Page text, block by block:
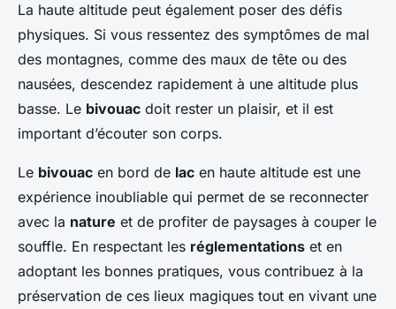
La haute altitude peut également poser des défis
physiques. Si vous ressentez des symptômes de mal
des montagnes, comme des maux de tête ou des
nausées, descendez rapidement à une altitude plus
basse. Le bivouac doit rester un plaisir, et il est
important d’écouter son corps.
Le bivouac en bord de lac en haute altitude est une
expérience inoubliable qui permet de se reconnecter
avec la nature et de profiter de paysages à couper le
souffle. En respectant les réglementations et en
adoptant les bonnes pratiques, vous contribuez à la
préservation de ces lieux magiques tout en vivant une